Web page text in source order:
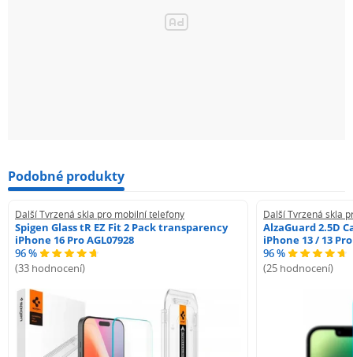
Podobné produkty
Další Tvrzená skla pro mobilní telefony
Spigen Glass tR EZ Fit 2 Pack transparency
iPhone 16 Pro AGL07928
96 %
(33 hodnocení)
Další Tvrzená skla
AlzaGuard 2.5D
iPhone 13 / 13 Pro
96 %
(25 hodnocení)